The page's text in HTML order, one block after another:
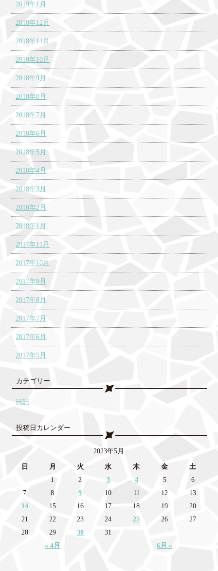
2019年1月
2018年12月
2018年11月
2018年10月
2018年9月
2018年8月
2018年7月
2018年6月
2018年5月
2018年4月
2018年3月
2018年2月
2018年1月
2017年11月
2017年10月
2017年9月
2017年8月
2017年7月
2017年6月
2017年5月
カテゴリー
日記
投稿日カレンダー
2023年5月
日 月 火 水 木 金 土
« 4月 6月 »
1 2 3 4 5
6
7
8 9 10 11 12
13
14
15 16 17 18 19
20
21
22 23 24 25 26
27
28
29 30 31